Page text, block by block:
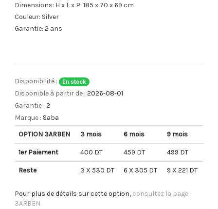
Dimensions: H x L x P: 185 x 70 x 69 cm
Couleur: Silver
Garantie: 2 ans
Disponibilité : En stock
Disponible à partir de : 2026-08-01
Garantie : 2
Marque : Saba
OPTION 3ARBEN
3 mois 6 mois 9 mois
1er Paiement 400 DT 459 DT 499 DT
Reste 3 X 530 DT 6 X 305 DT 9 X 221 DT
Pour plus de détails sur cette option, consultez la page
3ARBEN